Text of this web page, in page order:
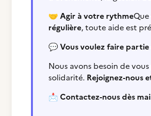
🤝 Agir à votre rythme
régulière, toute aide est
💬Vous voulez faire partie
Nous avons besoin de
solidarité. Rejoignez-nous
📩 Contactez-nous dès